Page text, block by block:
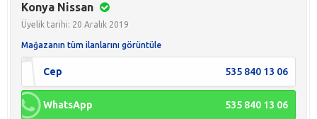
Konya Nissan
Üyelik tarihi: 20 Aralık 2019
Mağazanın tüm ilanlarını görüntüle
Cep 535 840 13 06
WhatsApp 535 840 13 06